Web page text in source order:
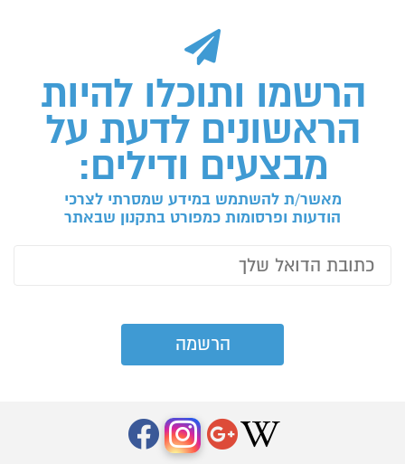
הרשמו ותוכלו להיות
הראשונים לדעת על
מבצעים ודילים:
מאשר/ת להשתמש במידע שמסרתי לצרכי
הודעות ופרסומות כמפורט בתקנון שבאתר